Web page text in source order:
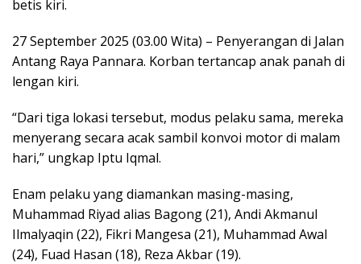
betis kiri.
27 September 2025 (03.00 Wita) – Penyerangan di Jalan
Antang Raya Pannara. Korban tertancap anak panah di
lengan kiri.
“Dari tiga lokasi tersebut, modus pelaku sama, mereka
menyerang secara acak sambil konvoi motor di malam
hari,” ungkap Iptu Iqmal.
Enam pelaku yang diamankan masing-masing,
Muhammad Riyad alias Bagong (21), Andi Akmanul
Ilmalyaqin (22), Fikri Mangesa (21), Muhammad Awal
(24), Fuad Hasan (18), Reza Akbar (19).